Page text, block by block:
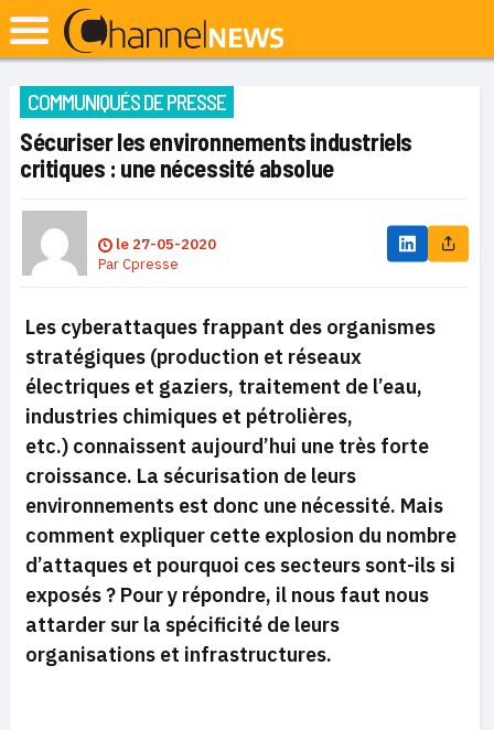
COMMUNIQUÉS DE PRESSE
Sécuriser les environnements industriels
critiques : une nécessité absolue
le 27-05-2020
ParCpresse
Les cyberattaques frappant des organismes
stratégiques (production et réseaux
électriques et gaziers, traitement de l’eau,
industries chimiques et pétrolières,
etc.) connaissent aujourd’hui une très forte
croissance. La sécurisation de leurs
environnements est donc une nécessité. Mais
comment expliquer cette explosion du nombre
d’attaques et pourquoi ces secteurs sont-ils si
exposés ? Pour y répondre, il nous faut nous
attarder sur la spécificité de leurs
organisations et infrastructures.